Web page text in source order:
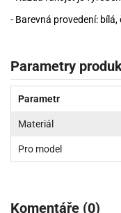
- Barevná provedení:
Parametry
Parametr
Materiál
Pro model
Komentáře (0)